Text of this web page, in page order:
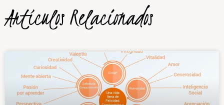
Artículos Relacionados